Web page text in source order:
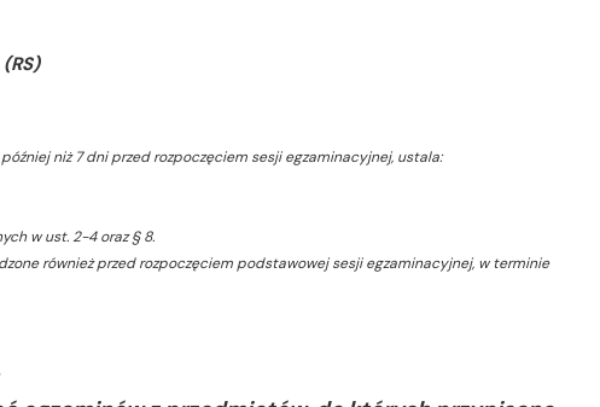
niż 7 dni przed rozpoczęciem sesji egzaminacyjnej, ustala:
w ust. 2-4 oraz § 8.
również przed rozpoczęciem podstawowej sesji egzaminacyjnej, w terminie